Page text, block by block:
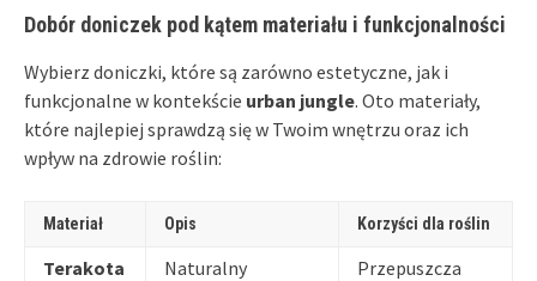
Dobór doniczek pod kątem materiału i funkcjonalności
Wybierz doniczki, które są zarówno estetyczne, jak i
funkcjonalne w kontekście urban jungle. Oto materiały,
które najlepiej sprawdzą się w Twoim wnętrzu oraz ich
wpływ na zdrowie roślin:
Materiał Opis Korzyści dla roślin
Terakota
Naturalny
Przepuszcza